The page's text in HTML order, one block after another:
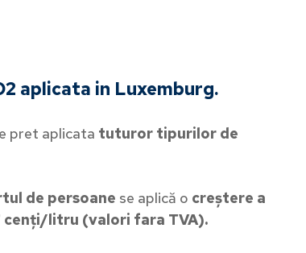
aplicata in Luxemburg.
pret aplicata tuturor tipurilor de
de persoane se aplică o creștere a
cenți/litru (valori fara TVA).